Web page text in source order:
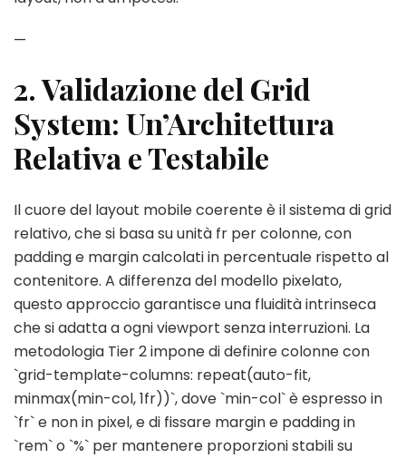
—
2. Validazione del Grid
System: Un’Architettura
Relativa e Testabile
Il cuore del layout mobile coerente è il sistema di grid
relativo, che si basa su unità fr per colonne, con
padding e margin calcolati in percentuale rispetto al
contenitore. A differenza del modello pixelato,
questo approccio garantisce una fluidità intrinseca
che si adatta a ogni viewport senza interruzioni. La
metodologia Tier 2 impone di definire colonne con
`grid-template-columns: repeat(auto-fit,
minmax(min-col, 1fr))`, dove `min-col` è espresso in
`fr` e non in pixel, e di fissare margin e padding in
`rem` o `%` per mantenere proporzioni stabili su